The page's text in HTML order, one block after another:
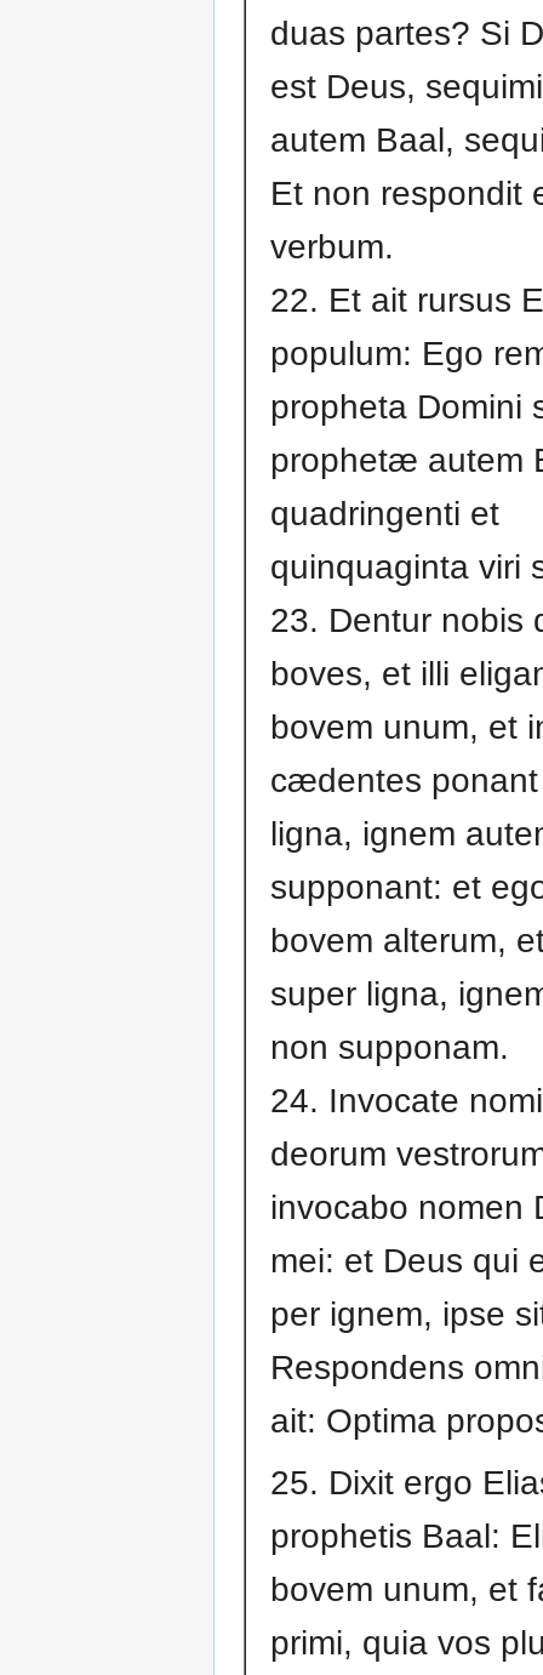
duas partes? Si
est Deus,
autem Baal,
Et non respondit
verbum.
22. Et ait rursus
populum: Ego
propheta Domini
prophetæ autem
quadringenti et
quinquaginta viri
23. Dentur nobis
boves, et illi
bovem unum, et
cædentes
ligna, ignem
supponant: et
bovem alterum,
super ligna,
non supponam.
24. Invocate
deorum
invocabo nomen
mei: et Deus qui
per ignem, ipse
Respondens
ait: Optima
25. Dixit ergo
prophetis Baal:
bovem unum, et
primi, quia vos